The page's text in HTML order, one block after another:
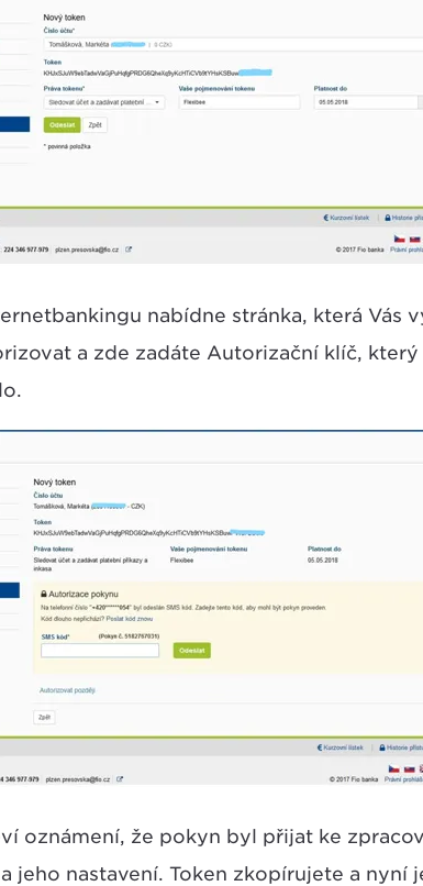
nabídne stránka, která Vás
a zde zadáte Autorizační klíč, který
oznámení, že pokyn byl přijat ke
jeho nastavení. Token zkopírujete a nyní